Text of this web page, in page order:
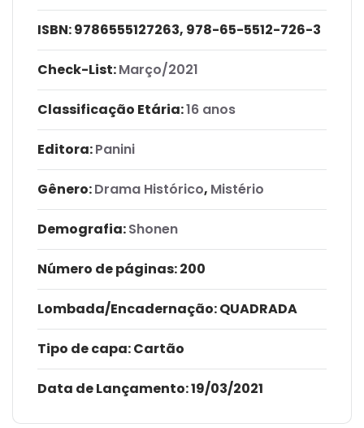
ISBN:9786555127263, 978-65-5512-726-3
Check-List:Março/2021
Classificação Etária:16 anos
Editora:Panini
Gênero:Drama Histórico, Mistério
Demografia:Shonen
Número de páginas: 200
Lombada/Encadernação: QUADRADA
Tipo de capa:Cartão
Data de Lançamento:19/03/2021